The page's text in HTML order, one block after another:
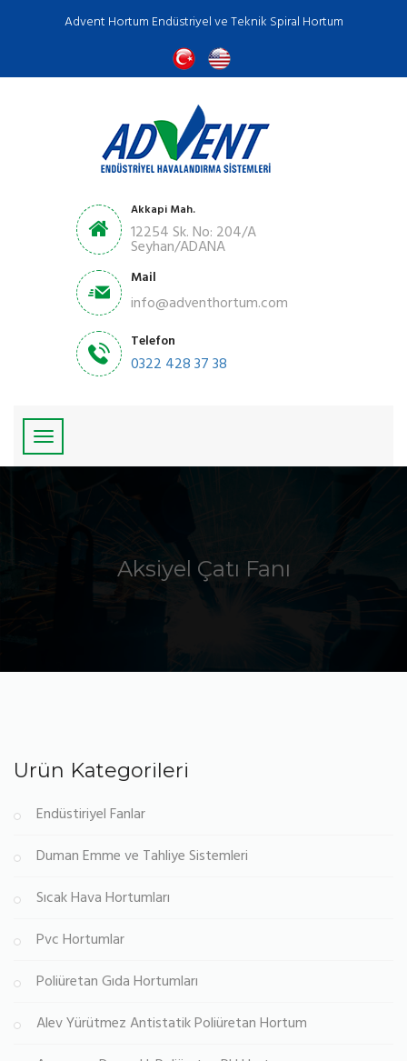
Advent Hortum Endüstriyel ve Teknik Spiral Hortum
Akkapi Mah.
12254 Sk. No: 204/A
Seyhan/ADANA
Mail
info@adventhortum.com
Telefon
0322 428 37 38
Aksiyel Çatı Fanı
Ürün Kategorileri
Endüstiriyel Fanlar
Duman Emme ve Tahliye Sistemleri
Sıcak Hava Hortumları
Pvc Hortumlar
Poliüretan Gıda Hortumları
Alev Yürütmez Antistatik Poliüretan Hortum